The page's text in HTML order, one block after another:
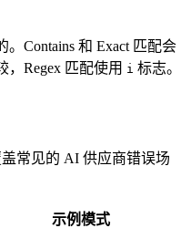
Contains 和 Exact 匹配会
Regex 匹配使用 i 标志。
常见的 AI 供应商错误场
示例模式